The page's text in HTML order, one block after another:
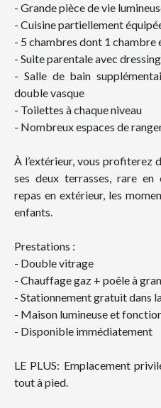
- Grande pièce de vie
- Cuisine partiellement
- 5 chambres dont 1 chambre
- Suite parentale avec dressing
- Salle de bain
double vasque
- Toilettes à chaque niveau
- Nombreux espaces de
À l’extérieur, vous profiterez
ses deux terrasses, rare
repas en extérieur, les
enfants.
Prestations :
- Double vitrage
- Chauffage gaz + poêle à
- Stationnement gratuit dans
- Maison lumineuse et
- Disponible immédiatement
LE PLUS: Emplacement
tout à pied.